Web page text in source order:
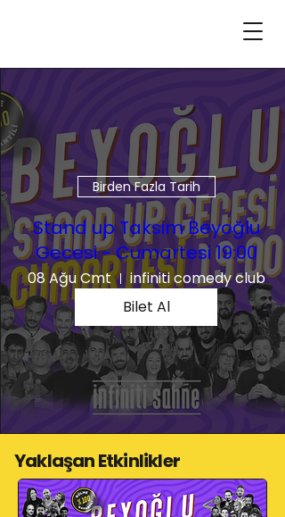
Birden Fazla Tarih
Stand up Taksim Beyoğlu
Gecesi - Cumartesi 19:00
08 Ağu Cmt
infiniti comedy club
Bilet Al
Yaklaşan Etkinlikler